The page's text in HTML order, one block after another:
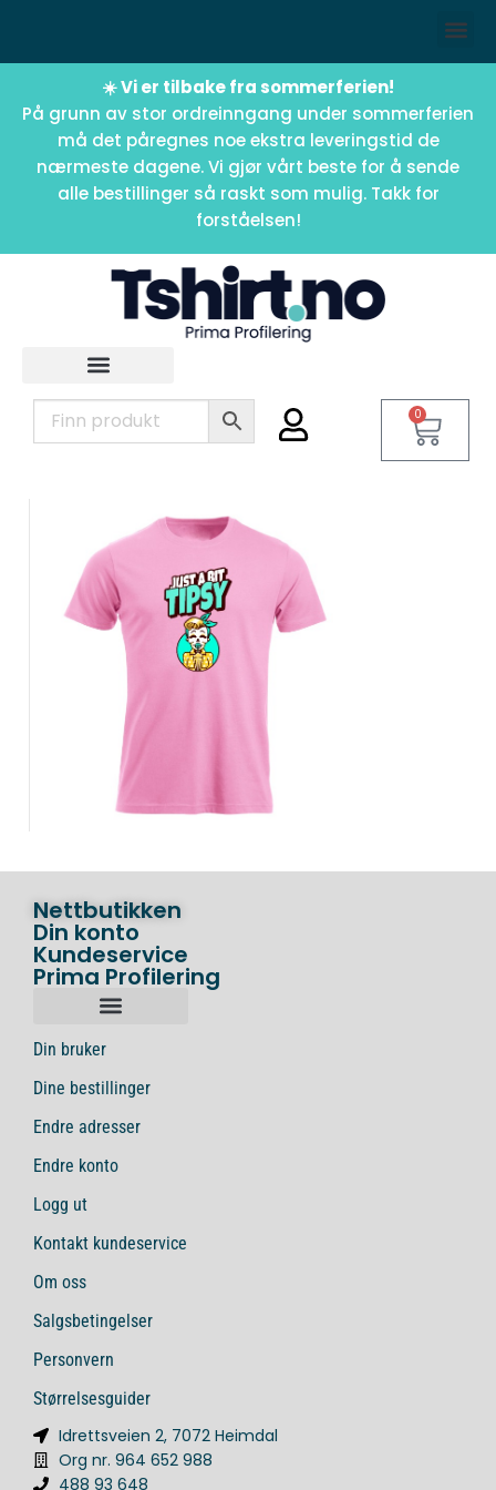
☀️ Vi er tilbake fra sommerferien!
På grunn av stor ordreinngang under sommerferien
må det påregnes noe ekstra leveringstid de
nærmeste dagene. Vi gjør vårt beste for å sende
alle bestillinger så raskt som mulig. Takk for
forståelsen!
0
Nettbutikken
Din konto
Kundeservice
Prima Profilering
Din bruker
Dine bestillinger
Endre adresser
Endre konto
Logg ut
Kontakt kundeservice
Om oss
Salgsbetingelser
Personvern
Størrelsesguider
Idrettsveien 2, 7072 Heimdal
Org nr. 964 652 988
488 93 648